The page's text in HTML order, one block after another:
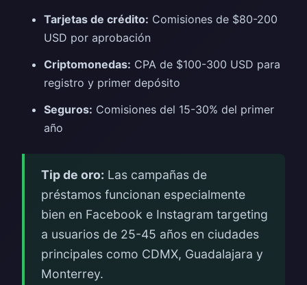
Tarjetas de crédito: Comisiones de $80-200
USD por aprobación
Criptomonedas: CPA de $100-300 USD para
registro y primer depósito
Seguros: Comisiones del 15-30% del primer
año
Tip de oro: Las campañas de
préstamos funcionan especialmente
bien en Facebook e Instagram targeting
a usuarios de 25-45 años en ciudades
principales como CDMX, Guadalajara y
Monterrey.